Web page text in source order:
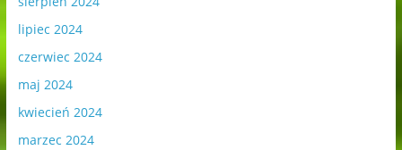
lipiec 2024
czerwiec 2024
maj 2024
kwiecień 2024
marzec 2024